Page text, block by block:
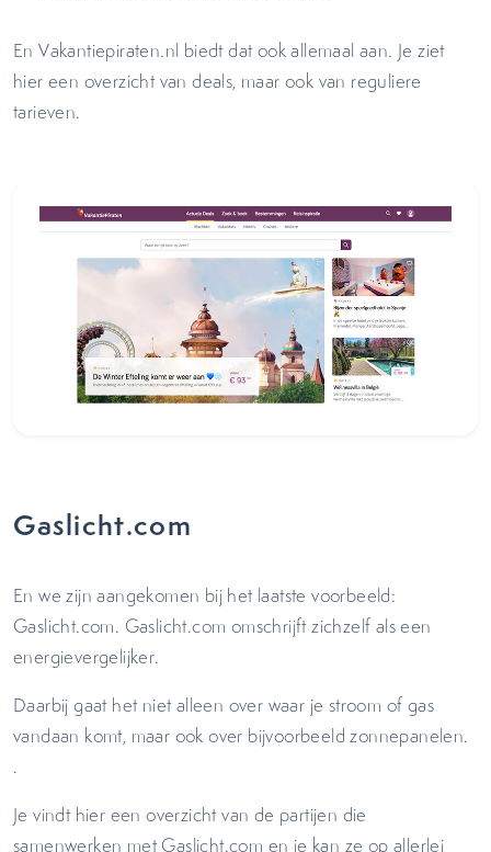
En Vakantiepiraten.nl biedt dat ook allemaal aan. Je ziet
hier een overzicht van deals, maar ook van reguliere
tarieven.
Gaslicht.com
En we zijn aangekomen bij het laatste voorbeeld:
Gaslicht.com. Gaslicht.com omschrijft zichzelf als een
energievergelijker.
Daarbij gaat het niet alleen over waar je stroom of gas
vandaan komt, maar ook over bijvoorbeeld zonnepanelen.
.
Je vindt hier een overzicht van de partijen die
samenwerken met Gaslicht.com en je kan ze op allerlei